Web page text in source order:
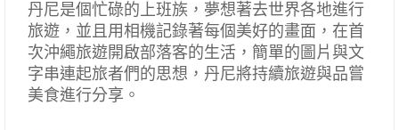
丹尼是個忙碌的上班族，夢想著去世界各地進行
旅遊，並且用相機記錄著每個美好的畫面，在首
次沖繩旅遊開啟部落客的生活，簡單的圖片與文
字串連起旅者們的思想，丹尼將持續旅遊與品嘗
美食進行分享。